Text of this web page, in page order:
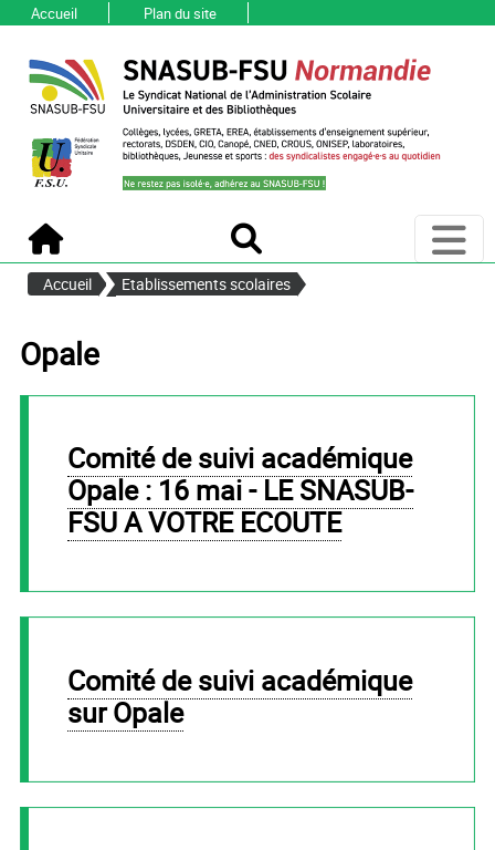
Accueil Plan du site
Accueil Recherche
Accueil Etablissements scolaires
Opale
Comité de suivi académique
Opale : 16 mai - LE SNASUB-
FSU A VOTRE ECOUTE
Comité de suivi académique
sur Opale